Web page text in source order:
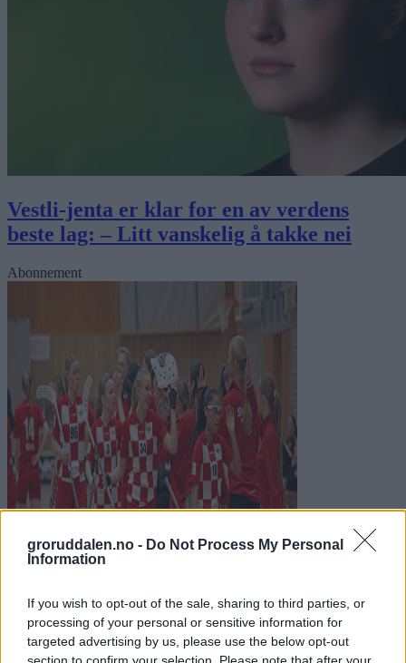
groruddalen.no - Do Not Process My Personal
Information
If you wish to opt-out of the sale, sharing to third parties, or
processing of your personal or sensitive information for
targeted advertising by us, please use the below opt-out
section to confirm your selection. Please note that after your
Vestli-jenta er klar for en av verdens
beste lag: – Litt vanskelig å takke nei
Abonnement
Nærmer seg målet:
Sveiva-damene over streken
Abonnement